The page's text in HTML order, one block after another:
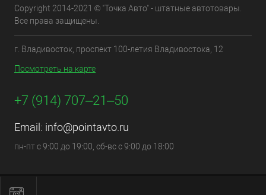
Copyright 2014-2021 © "Точка Авто" - штатные автотовары.
Все права защищены.
г. Владивосток, проспект 100-летия Владивостока, 12
Посмотреть на карте
+7 (914) 707‒21‒50
Email: info@pointavto.ru
пн-пт с 9:00 до 19:00, сб-вс с 9:00 до 18:00